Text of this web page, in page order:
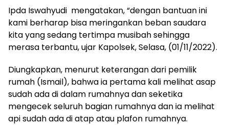
Ipda Iswahyudi mengatakan, “dengan bantuan ini
kami berharap bisa meringankan beban saudara
kita yang sedang tertimpa musibah sehingga
merasa terbantu, ujar Kapolsek, Selasa, (01/11/2022).
Diungkapkan, menurut keterangan dari pemilik
rumah (Ismail), bahwa ia pertama kali melihat asap
sudah ada di dalam rumahnya dan seketika
mengecek seluruh bagian rumahnya dan ia melihat
api sudah ada di atap atau plafon rumahnya.